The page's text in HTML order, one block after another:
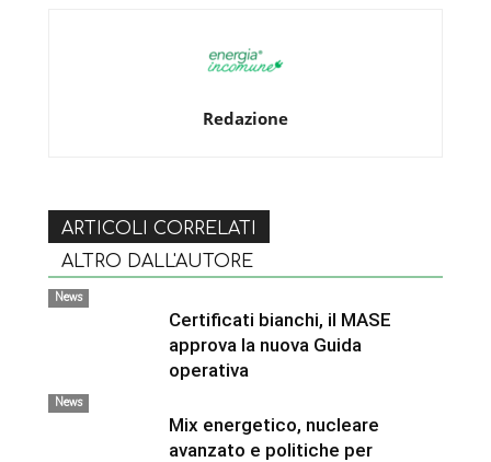
Redazione
ARTICOLI CORRELATI
ALTRO DALL'AUTORE
News
Certificati bianchi, il MASE
approva la nuova Guida
operativa
News
Mix energetico, nucleare
avanzato e politiche per